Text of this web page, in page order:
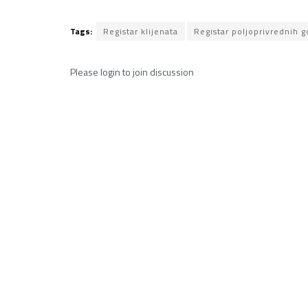
Tags: Registar klijenata Registar poljoprivrednih
Please loginto join discussion